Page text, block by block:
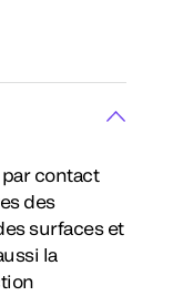
par contact
des
surfaces et
la